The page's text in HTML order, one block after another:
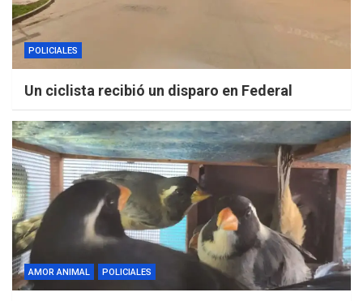
POLICIALES
Un ciclista recibió un disparo en Federal
AMOR ANIMAL POLICIALES